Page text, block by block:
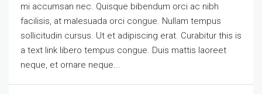
mi accumsan nec. Quisque bibendum orci ac nibh
facilisis, at malesuada orci congue. Nullam tempus
sollicitudin cursus. Ut et adipiscing erat. Curabitur this is
a text link libero tempus congue. Duis mattis laoreet
neque, et ornare neque...